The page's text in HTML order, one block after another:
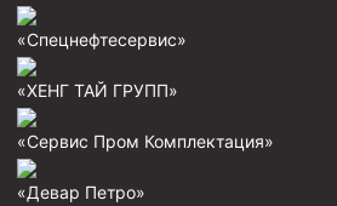
Буровые установки
Циркуляционные системы и
приготовления и очистки бурового
Технологическая оснастка
Патрубки цементировочные ПЦ
Краны шаровые КШЗ
«Спецнефтесервис»
«ХЕНГ ТАЙ ГРУПП»
«Сервис Пром Комплектация»
«Девар Петро»